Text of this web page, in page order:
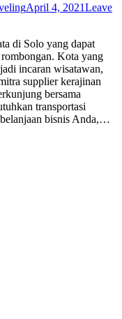
April 4, 2021Leave
di Solo yang dapat
Kota yang
incaran wisatawan,
supplier kerajinan
bersama
transportasi
bisnis Anda,…